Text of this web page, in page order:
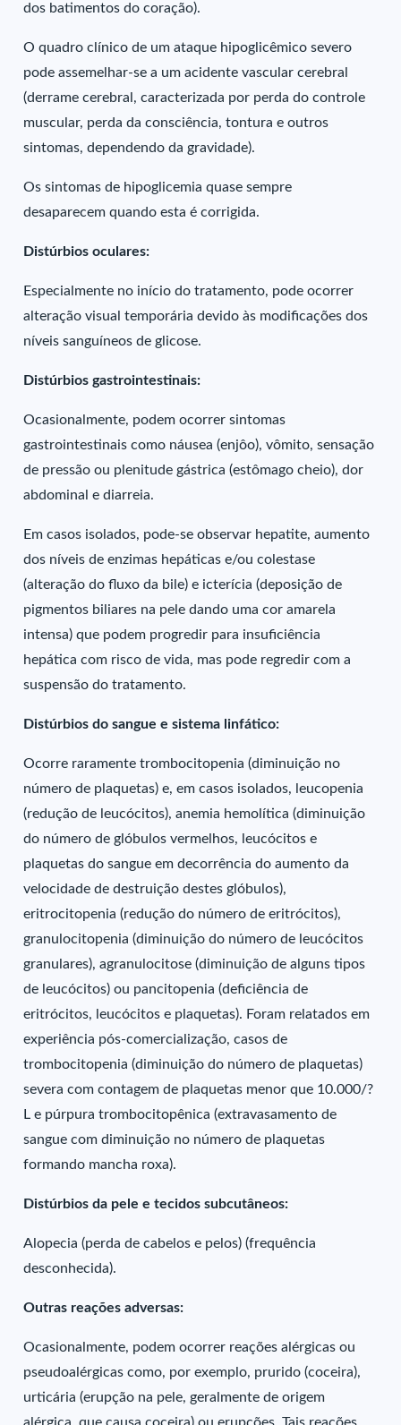
dos batimentos do coração).
O quadro clínico de um ataque hipoglicêmico severo
pode assemelhar-se a um acidente vascular cerebral
(derrame cerebral, caracterizada por perda do controle
muscular, perda da consciência, tontura e outros
sintomas, dependendo da gravidade).
Os sintomas de hipoglicemia quase sempre
desaparecem quando esta é corrigida.
Distúrbios oculares:
Especialmente no início do tratamento, pode ocorrer
alteração visual temporária devido às modificações dos
níveis sanguíneos de glicose.
Distúrbios gastrointestinais:
Ocasionalmente, podem ocorrer sintomas
gastrointestinais como náusea (enjôo), vômito, sensação
de pressão ou plenitude gástrica (estômago cheio), dor
abdominal e diarreia.
Em casos isolados, pode-se observar hepatite, aumento
dos níveis de enzimas hepáticas e/ou colestase
(alteração do fluxo da bile) e icterícia (deposição de
pigmentos biliares na pele dando uma cor amarela
intensa) que podem progredir para insuficiência
hepática com risco de vida, mas pode regredir com a
suspensão do tratamento.
Distúrbios do sangue e sistema linfático:
Ocorre raramente trombocitopenia (diminuição no
número de plaquetas) e, em casos isolados, leucopenia
(redução de leucócitos), anemia hemolítica (diminuição
do número de glóbulos vermelhos, leucócitos e
plaquetas do sangue em decorrência do aumento da
velocidade de destruição destes glóbulos),
eritrocitopenia (redução do número de eritrócitos),
granulocitopenia (diminuição do número de leucócitos
granulares), agranulocitose (diminuição de alguns tipos
de leucócitos) ou pancitopenia (deficiência de
eritrócitos, leucócitos e plaquetas). Foram relatados em
experiência pós-comercialização, casos de
trombocitopenia (diminuição do número de plaquetas)
severa com contagem de plaquetas menor que 10.000/?
L e púrpura trombocitopênica (extravasamento de
sangue com diminuição no número de plaquetas
formando mancha roxa).
Distúrbios da pele e tecidos subcutâneos:
Alopecia (perda de cabelos e pelos) (frequência
desconhecida).
Outras reações adversas:
Ocasionalmente, podem ocorrer reações alérgicas ou
pseudoalérgicas como, por exemplo, prurido (coceira),
urticária (erupção na pele, geralmente de origem